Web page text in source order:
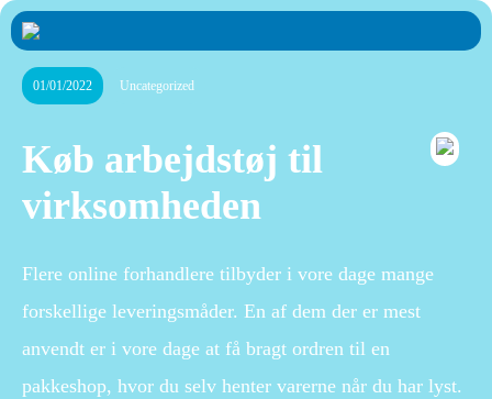
01/01/2022 Uncategorized
Køb arbejdstøj til
virksomheden
Flere online forhandlere tilbyder i vore dage mange
forskellige leveringsmåder. En af dem der er mest
anvendt er i vore dage at få bragt ordren til en
pakkeshop, hvor du selv henter varerne når du har lyst.